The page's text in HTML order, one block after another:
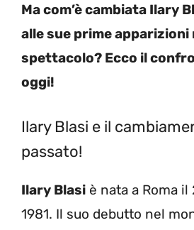
Ma com’è cambiata Ilary
alle sue prime apparizioni
spettacolo? Ecco il
oggi!
Ilary Blasi e il
passato!
Ilary Blasi è nata a Roma
1981. Il suo debutto nel